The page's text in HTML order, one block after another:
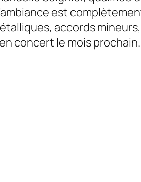
est
accords
concert le mois prochain.